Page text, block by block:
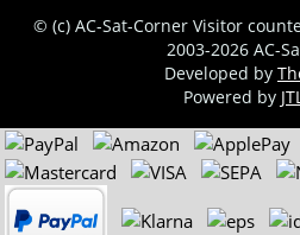
© (c) AC-Sat-CornerVisitor
2003-2026 AC-
Developed by
Powered by